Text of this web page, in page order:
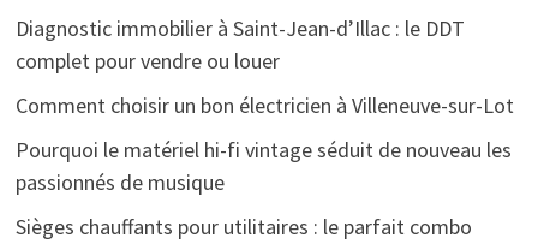
Diagnostic immobilier à Saint-Jean-d’Illac : le DDT
complet pour vendre ou louer
Comment choisir un bon électricien à Villeneuve-sur-Lot
Pourquoi le matériel hi-fi vintage séduit de nouveau les
passionnés de musique
Sièges chauffants pour utilitaires : le parfait combo